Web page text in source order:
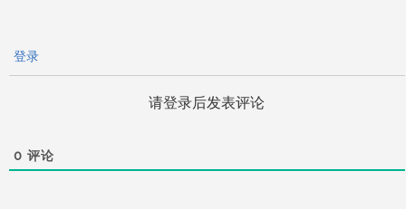
登录
请登录后发表评论
0 评论